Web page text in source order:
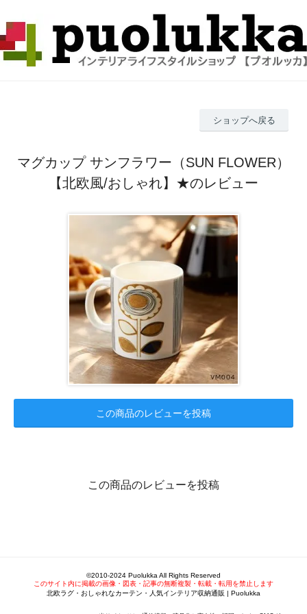
ショップへ戻る
マグカップ サンフラワー（SUN FLOWER）
【北欧風/おしゃれ】★のレビュー
この商品のレビューを投稿
この商品のレビューを投稿
©2010-2024 Puolukka All Rights Reserved
このサイト内に掲載の画像・図表・記事の無断複製・転載・転用を禁止します
北欧ラグ・おしゃれなカーテン・人気インテリア収納通販 | Puolukka